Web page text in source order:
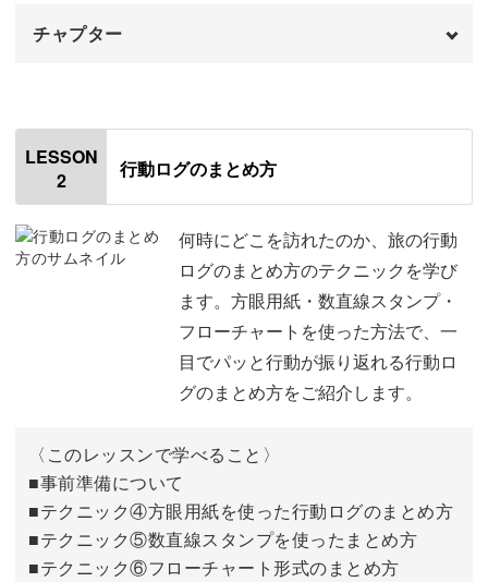
トラベルノートづくりを通し、そういった旅での体験を再
び思い出しながら記憶をまとめ直すことで、大切な思い出
を“自分のもの“にしていきましょう。
長い月日が経過して当時の記憶が薄れてしまっても、ご自
思い出に浸って楽しむことができますよ。
そんなタイムカプセルのような、素敵な思い出の保存方法
チャプター
はじめに
使用材料・道具
今回のレッスンのポイント 02:16
①レトロアルファベットの書き方 03:13
②絵文字を混ぜたアレンジ方法 10:46
③手描き枠のアレンジ方法
おわりに
LESSON
2
行動ログのまとめ方
何時にどこを訪れたのか、旅の行動
ログのまとめ方のテクニックを学び
ます。方眼用紙・数直線スタンプ・
フローチャートを使った方法で、一
目でパッと行動が振り返れる行動ロ
グのまとめ方をご紹介します。
〈このレッスンで学べること〉
■事前準備について
■テクニック④方眼用紙を使った行動ログのまとめ方
■テクニック⑤数直線スタンプを使ったまとめ方
■テクニック⑥フローチャート形式のまとめ方